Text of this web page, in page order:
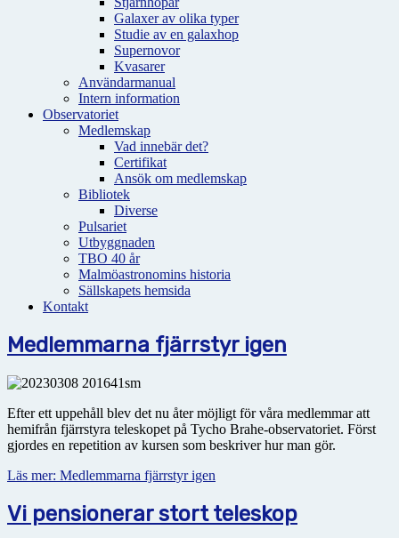
Galaxer av olika typer
Studie av en galaxhop
Supernovor
Kvasarer
Användarmanual
Intern information
Observatoriet
Medlemskap
Vad innebär det?
Certifikat
Ansök om medlemskap
Bibliotek
Diverse
Pulsariet
Utbyggnaden
TBO 40 år
Malmöastronomins historia
Sällskapets hemsida
Kontakt
Medlemmarna fjärrstyr igen
Efter ett uppehåll blev det nu åter möjligt för våra medlemmar att
hemifrån fjärrstyra teleskopet på Tycho Brahe-observatoriet. Först
gjordes en repetition av kursen som beskriver hur man gör.
Läs mer: Medlemmarna fjärrstyr igen
Vi pensionerar stort teleskop